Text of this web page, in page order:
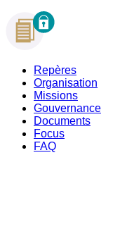
Repères
Organisation
Missions
Gouvernance
Documents
Focus
FAQ